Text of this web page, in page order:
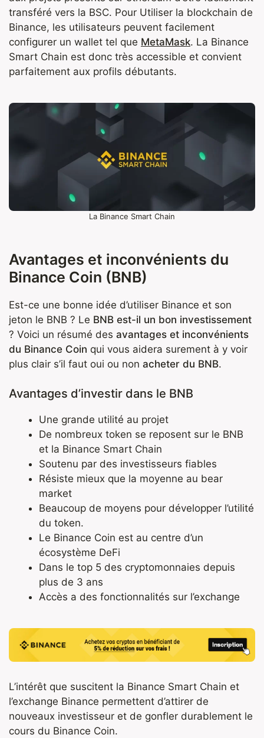
transféré vers la BSC. Pour Utiliser la blockchain de
Binance, les utilisateurs peuvent facilement
configurer un wallet tel que MetaMask. La Binance
Smart Chain est donc très accessible et convient
parfaitement aux profils débutants.
La Binance Smart Chain
Avantages et inconvénients du
Binance Coin (BNB)
Est-ce une bonne idée d’utiliser Binance et son
jeton le BNB ? Le BNB est-il un bon investissement
? Voici un résumé des avantages et inconvénients
du Binance Coin qui vous aidera surement à y voir
plus clair s’il faut oui ou non acheter du BNB.
Avantages d’investir dans le BNB
Une grande utilité au projet
De nombreux token se reposent sur le BNB
et la Binance Smart Chain
Soutenu par des investisseurs fiables
Résiste mieux que la moyenne au bear
market
Beaucoup de moyens pour développer l’utilité
du token.
Le Binance Coin est au centre d’un
écosystème DeFi
Dans le top 5 des cryptomonnaies depuis
plus de 3 ans
Accès a des fonctionnalités sur l’exchange
L’intérêt que suscitent la Binance Smart Chain et
l’exchange Binance permettent d’attirer de
nouveaux investisseur et de gonfler durablement le
cours du Binance Coin.